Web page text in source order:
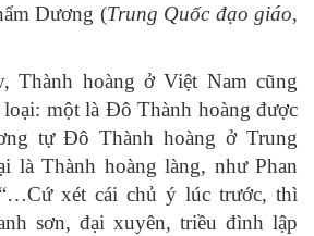
Dương (Trung Quốc đạo giáo,
Thành hoàng ở Việt Nam cũng
một là Đô Thành hoàng được
tự Đô Thành hoàng ở Trung
là Thành hoàng làng, như Phan
xét cái chủ ý lúc trước, thì
sơn, đại xuyên, triều đình lập